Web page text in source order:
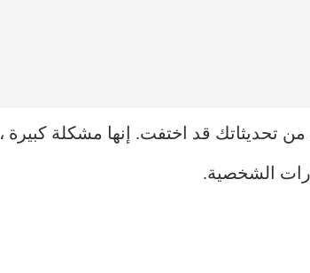
من تحديثاتك قد اختفت. إنها مشكلة كبيرة ،